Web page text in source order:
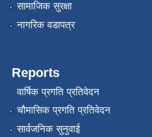
सामाजिक सुरक्षा
नागरिक वडापत्र
Reports
वार्षिक प्रगति प्रतिवेदन
चौमासिक प्रगति प्रतिवेदन
सार्वजनिक सुनुवाई